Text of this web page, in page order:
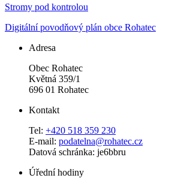
Stromy pod kontrolou
Digitální povodňový plán obce Rohatec
Adresa
Obec Rohatec
Květná 359/1
696 01 Rohatec
Kontakt
Tel: +420 518 359 230
E-mail: podatelna@rohatec.cz
Datová schránka: je6bbru
Úřední hodiny